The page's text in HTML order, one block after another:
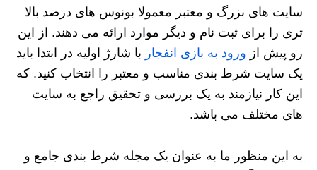
سایت های بزرگ و معتبر معمولا بونوس های درصد بالا
تری را برای ثبت نام و دیگر موارد ارائه می دهند. از این
رو پیش از ورود به بازی انفجار با شارژ اولیه در ابتدا باید
یک سایت شرط بندی مناسب و معتبر را انتخاب کنید. که
این کار نیازمند به یک بررسی و تحقیق راجع به سایت
های مختلف می باشد.
به این منظور ما به عنوان یک مجله شرط بندی جامع و